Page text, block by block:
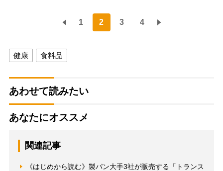
1 2 3 4
健康 食料品
あわせて読みたい
あなたにオススメ
関連記事
《はじめから読む》製パン大手3社が販売する「トランス